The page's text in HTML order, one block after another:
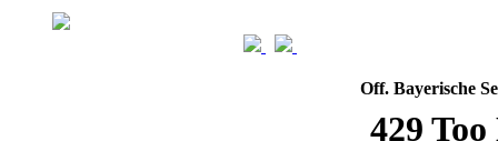
Off. Bayerische